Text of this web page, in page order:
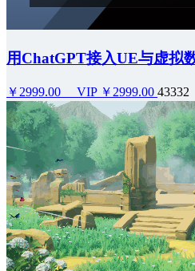
用ChatGPT接入UE与虚拟
￥2999.00 VIP ￥2999.00 43332